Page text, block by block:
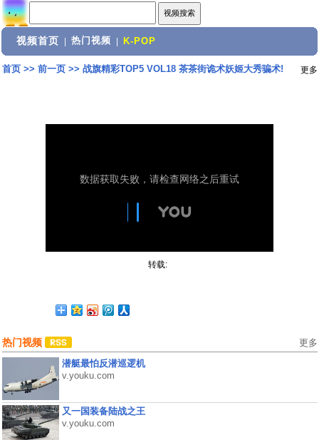
视频首页 热门视频 K-POP
首页>> 前一页>> 战旗精彩TOP5 VOL18 茶茶街诡术妖姬大秀骗术! 更多
转载:
热门视频 更多
潜艇最怕反潜巡逻机
v.youku.com
又一国装备陆战之王
v.youku.com